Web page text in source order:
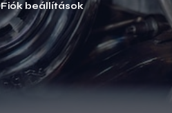
Fiók beállítások